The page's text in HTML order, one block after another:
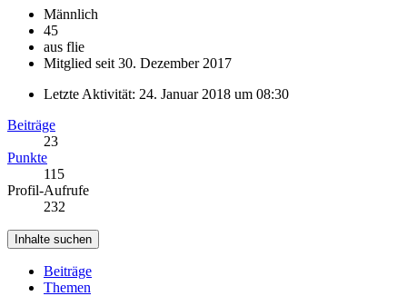
Männlich
45
aus flie
Mitglied seit 30. Dezember 2017
Letzte Aktivität: 24. Januar 2018 um 08:30
Beiträge
23
Punkte
115
Profil-Aufrufe
232
Inhalte suchen
Beiträge
Themen